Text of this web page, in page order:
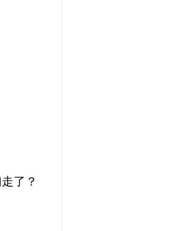
了？